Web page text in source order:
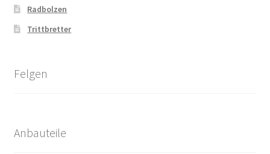
Radbolzen
Trittbretter
Felgen
Anbauteile